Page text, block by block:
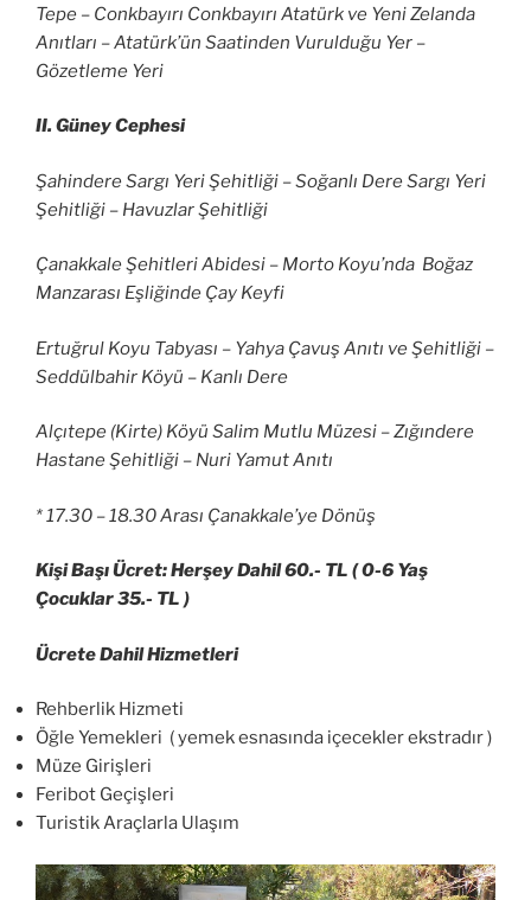
Tepe – Conkbayırı Conkbayırı Atatürk ve Yeni Zelanda
Anıtları – Atatürk’ün Saatinden Vurulduğu Yer –
Gözetleme Yeri
II. Güney Cephesi
Şahindere Sargı Yeri Şehitliği – Soğanlı Dere Sargı Yeri
Şehitliği – Havuzlar Şehitliği
Çanakkale Şehitleri Abidesi – Morto Koyu’nda Boğaz
Manzarası Eşliğinde Çay Keyfi
Ertuğrul Koyu Tabyası – Yahya Çavuş Anıtı ve Şehitliği –
Seddülbahir Köyü – Kanlı Dere
Alçıtepe (Kirte) Köyü Salim Mutlu Müzesi – Zığındere
Hastane Şehitliği – Nuri Yamut Anıtı
* 17.30 – 18.30 Arası Çanakkale’ye Dönüş
Kişi Başı Ücret: Herşey Dahil 60.- TL ( 0-6 Yaş
Çocuklar 35.- TL )
Ücrete Dahil Hizmetleri
Rehberlik Hizmeti
Öğle Yemekleri ( yemek esnasında içecekler ekstradır )
Müze Girişleri
Feribot Geçişleri
Turistik Araçlarla Ulaşım